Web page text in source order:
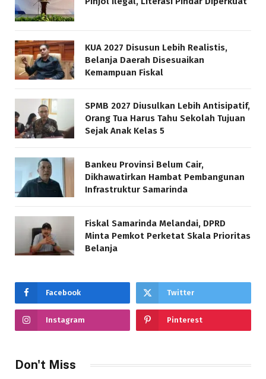
KUA 2027 Disusun Lebih Realistis,
Belanja Daerah Disesuaikan
Kemampuan Fiskal
SPMB 2027 Diusulkan Lebih Antisipatif,
Orang Tua Harus Tahu Sekolah Tujuan
Sejak Anak Kelas 5
Bankeu Provinsi Belum Cair,
Dikhawatirkan Hambat Pembangunan
Infrastruktur Samarinda
Fiskal Samarinda Melandai, DPRD
Minta Pemkot Perketat Skala Prioritas
Belanja
Facebook Twitter
Instagram Pinterest
Don't Miss